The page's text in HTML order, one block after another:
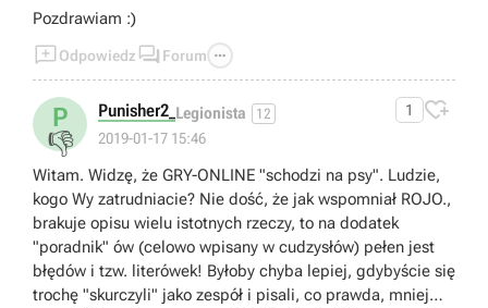
Pozdrawiam :)
Odpowiedz  Forum 
P
👎
Punisher2_ Legionista 12
2019-01-17 15:46
1 
Witam. Widzę, że GRY-ONLINE "schodzi na psy". Ludzie,
kogo Wy zatrudniacie? Nie dość, że jak wspomniał ROJO.,
brakuje opisu wielu istotnych rzeczy, to na dodatek
"poradnik" ów (celowo wpisany w cudzysłów) pełen jest
błędów i tzw. literówek! Byłoby chyba lepiej, gdybyście się
trochę "skurczyli" jako zespół i pisali, co prawda, mniej